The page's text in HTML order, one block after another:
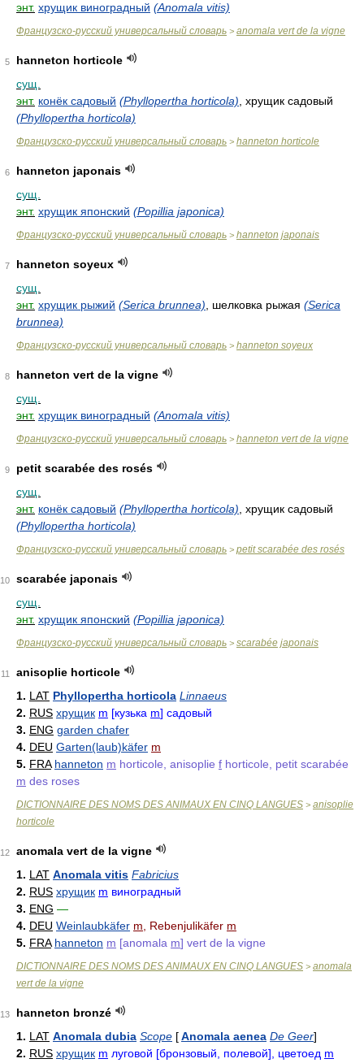
энт. хрущик виноградный (Anomala vitis)
Французско-русский универсальный словарь > anomala vert de la vigne
5
hanneton horticole
сущ.
энт. конёк садовый (Phyllopertha horticola) , хрущик садовый
(Phyllopertha horticola)
Французско-русский универсальный словарь > hanneton horticole
6
hanneton japonais
сущ.
энт. хрущик японский (Popillia japonica)
Французско-русский универсальный словарь > hanneton japonais
7
hanneton soyeux
сущ.
энт. хрущик рыжий (Serica brunnea) , шелковка рыжая (Serica
brunnea)
Французско-русский универсальный словарь > hanneton soyeux
8
hanneton vert de la vigne
сущ.
энт. хрущик виноградный (Anomala vitis)
Французско-русский универсальный словарь > hanneton vert de la vigne
9
petit scarabée des rosés
сущ.
энт. конёк садовый (Phyllopertha horticola) , хрущик садовый
(Phyllopertha horticola)
Французско-русский универсальный словарь > petit scarabée des rosés
10
scarabée japonais
сущ.
энт. хрущик японский (Popillia japonica)
Французско-русский универсальный словарь > scarabée japonais
11
anisoplie horticole
1. LAT Phyllopertha horticola Linnaeus
2. RUS хрущик m [кузька m] садовый
3. ENG garden chafer
4. DEU Garten(laub)käfer m
5. FRA hanneton m horticole, anisoplie f horticole, petit scarabée
m des roses
DICTIONNAIRE DES NOMS DES ANIMAUX EN CINQ LANGUES > anisoplie
horticole
12
anomala vert de la vigne
1. LAT Anomala vitis Fabricius
2. RUS хрущик m виноградный
3. ENG —
4. DEU Weinlaubkäfer m , Rebenjulikäfer m
5. FRA hanneton m [anomala m] vert de la vigne
DICTIONNAIRE DES NOMS DES ANIMAUX EN CINQ LANGUES > anomala
vert de la vigne
13
hanneton bronzé
1. LAT Anomala dubia Scope [Anomala aenea De Geer]
2. RUS хрущик m луговой [бронзовый, полевой], цветоед m